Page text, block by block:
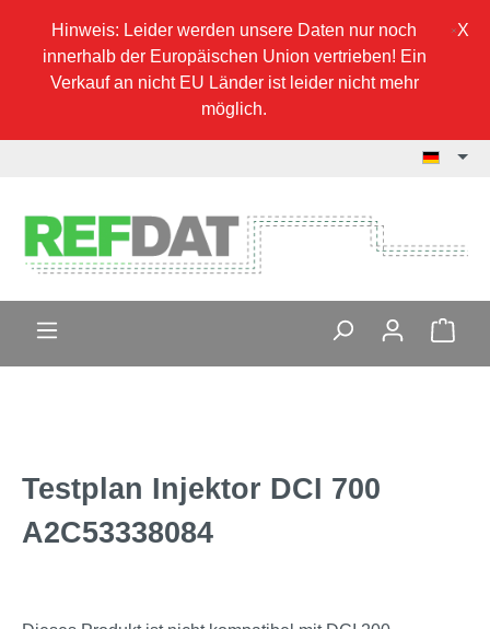
Hinweis: Leider werden unsere Daten nur noch
innerhalb der Europäischen Union vertrieben! Ein
Verkauf an nicht EU Länder ist leider nicht mehr
möglich.
Testplan Injektor DCI 700
A2C53338084